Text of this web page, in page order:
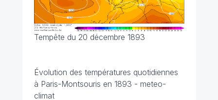
Tempête du 20 décembre 1893
Évolution des températures quotidiennes
à Paris-Montsouris en 1893 - meteo-
climat